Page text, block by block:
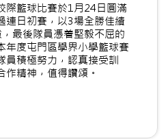
際籃球比賽於1月24日圓滿
連日初賽，以3場全勝佳績
最後隊員憑着堅毅不屈的
年度屯門區學界小學籃球賽
員積極努力，認真接受訓
精神，值得讚頌。